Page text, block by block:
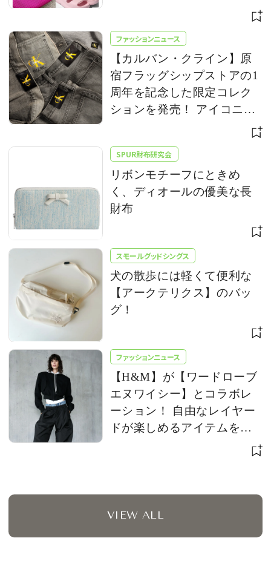
ファッションニュース
【カルバン・クライン】原
宿フラッグシップストアの1
周年を記念した限定コレク
ションを発売！ アイコニッ
クな「CK」ロゴをアップデ
SPUR財布研究会
リボンモチーフにときめ
く、ディオールの優美な長
財布
スモールグッドシングス
犬の散歩には軽くて便利な
【アークテリクス】のバッ
グ！
ファッションニュース
【H&M】が【ワードローブ
エヌワイシー】とコラボレ
ーション！ 自由なレイヤー
ドが楽しめるアイテムを発
VIEW ALL